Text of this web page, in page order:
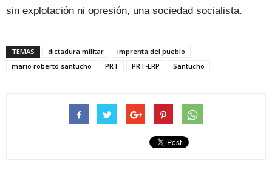
sin explotación ni opresión, una sociedad socialista.
TEMAS dictadura militar
imprenta del pueblo
mario roberto santucho
PRT PRT-ERP Santucho